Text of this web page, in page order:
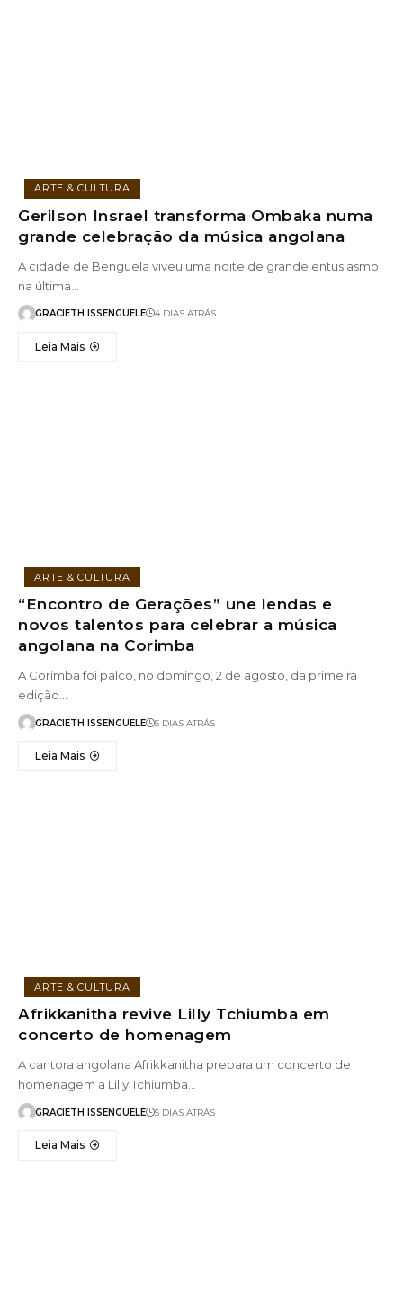
ARTE & CULTURA
Gerilson Insrael transforma Ombaka numa
grande celebração da música angolana
A cidade de Benguela viveu uma noite de grande entusiasmo
na última…
GRACIETH ISSENGUELE 4 DIAS ATRÁS
Leia Mais
ARTE & CULTURA
“Encontro de Gerações” une lendas e
novos talentos para celebrar a música
angolana na Corimba
A Corimba foi palco, no domingo, 2 de agosto, da primeira
edição…
GRACIETH ISSENGUELE 5 DIAS ATRÁS
Leia Mais
ARTE & CULTURA
Afrikkanitha revive Lilly Tchiumba em
concerto de homenagem
A cantora angolana Afrikkanitha prepara um concerto de
homenagem a Lilly Tchiumba…
GRACIETH ISSENGUELE 5 DIAS ATRÁS
Leia Mais